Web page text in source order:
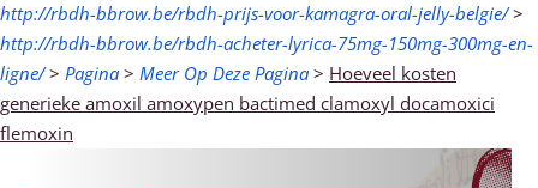
http://rbdh-bbrow.be/rbdh-prijs-voor-kamagra-oral-jelly-belgie/>
http://rbdh-bbrow.be/rbdh-acheter-lyrica-75mg-150mg-300mg-en-
ligne/> Pagina > Meer Op Deze Pagina > Hoeveel kosten
generieke amoxil amoxypen bactimed clamoxyl docamoxici
flemoxin